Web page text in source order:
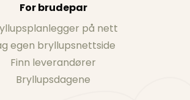
For brudepar
på nett
egen bryllupsnettside
Finn leverandører
Bryllupsdagene